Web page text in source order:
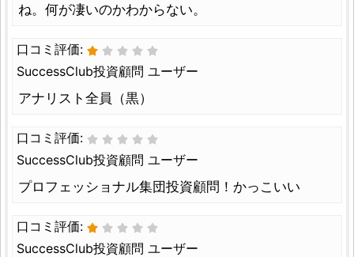
ね。何が凄いのかわからない。
口コミ評価:
SuccessClub投資顧問 ユーザー
アナリスト全員（黒）
口コミ評価:
SuccessClub投資顧問 ユーザー
プロフェッショナル集団投資顧問！かっこいい
口コミ評価:
SuccessClub投資顧問 ユーザー